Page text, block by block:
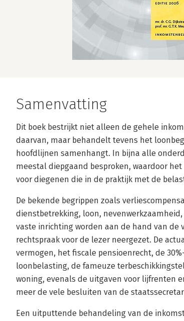
Samenvatting
Dit boek bestrijkt niet alleen de gehele
daarvan, maar behandelt tevens het
hoofdlijnen samenhangt. In bijna alle
meestal diepgaand besproken, waardoor
voor diegenen die in de praktijk met de
De bekende begrippen zoals
dienstbetrekking, loon,
vaste inrichting worden aan de hand van de
rechtspraak voor de lezer neergezet. De
vermogen, het fiscale pensioenrecht, de
loonbelasting, de fameuze
woning, evenals de uitgaven voor lijfrenten
meer de vele besluiten van de
Een uitputtende behandeling van de